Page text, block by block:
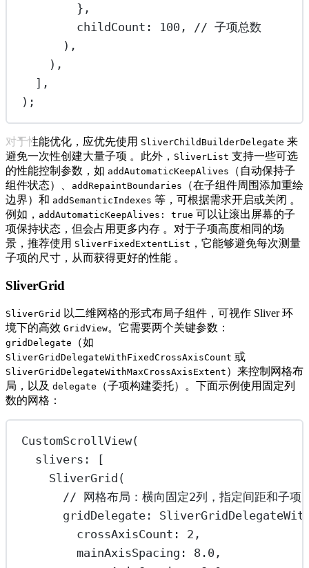
},
childCount : 100 , // 子项总数
),
),
],
);
对于性能优化，应优先使用 SliverChildBuilderDelegate 来
避免一次性创建大量子项 。此外， SliverList 支持一些可选
的性能控制参数，如 addAutomaticKeepAlives
（自动保持子
组件状态）、
addRepaintBoundaries
（在子组件周围添加重绘
边界）和 addSemanticIndexes 等，可根据需求开启或关闭 。
例如， addAutomaticKeepAlives: true 可以让滚出屏幕的子
项保持状态，但会占用更多内存 。对于子项高度相同的场
景，推荐使用 SliverFixedExtentList ，它能够避免每次测量
子项的尺寸，从而获得更好的性能 。
SliverGrid
SliverGrid 以二维网格的形式布局子组件，可视作 Sliver 环
境下的高效 GridView。它需要两个关键参数：
gridDelegate （如
SliverGridDelegateWithFixedCrossAxisCount 或
SliverGridDelegateWithMaxCrossAxisExtent ）来控制网格布
局，以及 delegate
（子项构建委托）。下面示例使用固定列
数的网格：
CustomScrollView(
slivers :
[
SliverGrid (
// 网格布局：横向固定2列，指定间距和子项
gridDelegate :
crossAxisCount : 2 ,
mainAxisSpacing : 8.0 ,